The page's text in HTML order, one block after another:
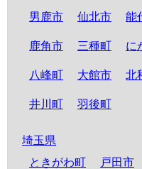
男鹿市 仙北市 能
鹿角市 三種町 に
八峰町 大館市 北
井川町 羽後町
埼玉県
ときがわ町
戸田市